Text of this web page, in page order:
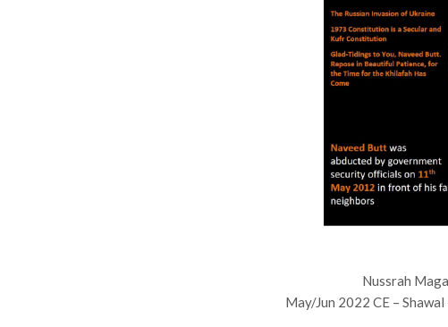
Nussrah
May/Jun 2022 CE –